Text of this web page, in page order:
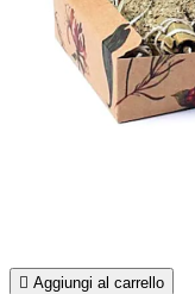
 Aggiungi al carrello